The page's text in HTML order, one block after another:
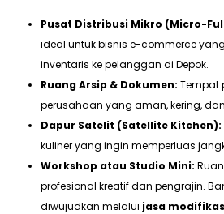
Pusat Distribusi Mikro (Micro-
ideal untuk bisnis e-commerce
inventaris ke pelanggan di Depok.
Ruang Arsip & Dokumen: Tempat
perusahaan yang aman, kering,
Dapur Satelit (Satellite Kitchen):
kuliner yang ingin memperluas
Workshop atau Studio Mini:
profesional kreatif dan pengrajin.
diwujudkan melalui jasa